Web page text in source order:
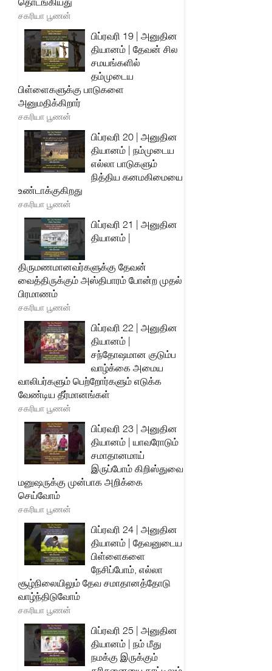
சகரியா பூணன்
பிப்ரவரி 19 | அனுதின
தியானம் | தேவன் சில
சமயங்களில்
தம்முடைய
பிள்ளைகளுக்கு பாடுகளை
அனுமதிக்கிறார்
சகரியா பூணன்
பிப்ரவரி 20 | அனுதின
தியானம் | நம்முடைய
எல்லா பாடுகளும்
நித்திய கனமகிமையை
உண்டாக்குகிறது
சகரியா பூணன்
பிப்ரவரி 21 | அனுதின
தியானம் |
திருமணமானவர்களுக்கு தேவன்
வைத்திருக்கும் அஸ்திபாரம் போன்ற முதல்
பிரமாணம்
சகரியா பூணன்
பிப்ரவரி 22 | அனுதின
தியானம் |
சந்தோஷமான குடும்ப
வாழ்க்கை அமைய
வாலிபர்களும் பெற்றோர்களும் எடுக்க
வேண்டிய தீர்மானங்கள்
சகரியா பூணன்
பிப்ரவரி 23 | அனுதின
தியானம் | யாவரோடும்
சமாதானமாய்
இருப்போம் கிறிஸ்துவை
மனுஷருக்கு முன்பாக அறிக்கை
செய்வோம்
சகரியா பூணன்
பிப்ரவரி 24 | அனுதின
தியானம் | தேவனுடைய
பிள்ளைகளை
நேசிப்போம், எல்லா
சூழ்நிலையிலும் தேவ சமாதானத்தோடு
வாழ்ந்திடுவோம்
சகரியா பூணன்
பிப்ரவரி 25 | அனுதின
தியானம் | நம் மீது
நமக்கு இருக்கும்